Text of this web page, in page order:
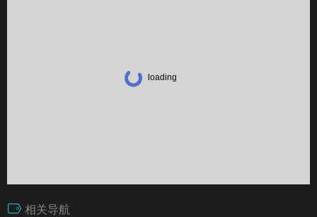
相关导航